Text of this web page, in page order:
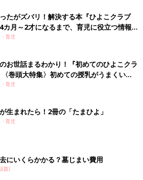
たがズバリ！解決する本『ひよこクラブ
月～2才になるまで、育児に役立つ情報が
育児
お世話まるわかり！『初めてのひよこクラ
巻頭大特集〉初めての授乳がうまくい
い・ミルクの基本と夏のトラブル 解決テ
育児
生まれたら！2冊の「たまひよ」
育児
にいくらかかる？墓じまい費用
題)